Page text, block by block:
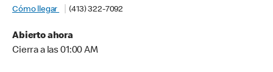
Cómo llegar
(413) 322-7092
Abierto ahora
Cierra a las 01:00 AM